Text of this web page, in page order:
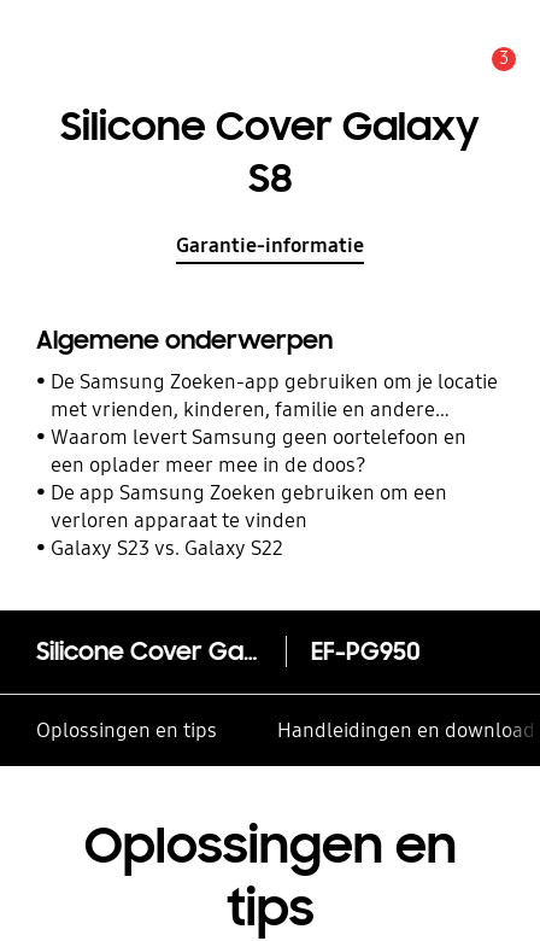
3
Silicone Cover Galaxy
S8
Garantie-informatie
Algemene onderwerpen
De Samsung Zoeken-app gebruiken om je locatie
met vrienden, kinderen, familie en andere
contacten te delen
Waarom levert Samsung geen oortelefoon en
een oplader meer mee in de doos?
De app Samsung Zoeken gebruiken om een
verloren apparaat te vinden
Galaxy S23 vs. Galaxy S22
Silicone Cover Galaxy S8 EF-PG950
Oplossingen en tips Handleidingen en
Oplossingen en
tips